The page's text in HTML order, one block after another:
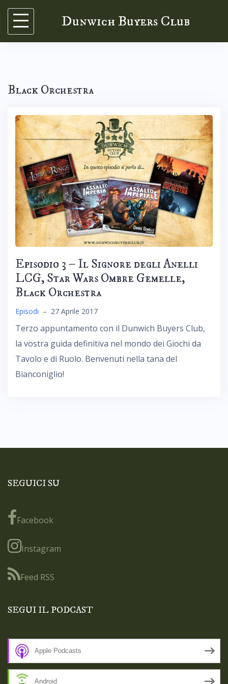
Skip
content
Dunwich Buyers Club
Black Orchestra
Episodio 3 – Il Signore degli Anelli
LCG, Star Wars Ombre Gemelle,
Black Orchestra
Episodi – 27 Aprile 2017
Terzo appuntamento con il Dunwich Buyers Club,
la vostra guida definitiva nel mondo dei Giochi da
Tavolo e di Ruolo. Benvenuti nella tana del
Bianconiglio!
SEGUICI SU
Facebook
Instagram
Feed RSS
SEGUI IL PODCAST
Apple Podcasts
Android